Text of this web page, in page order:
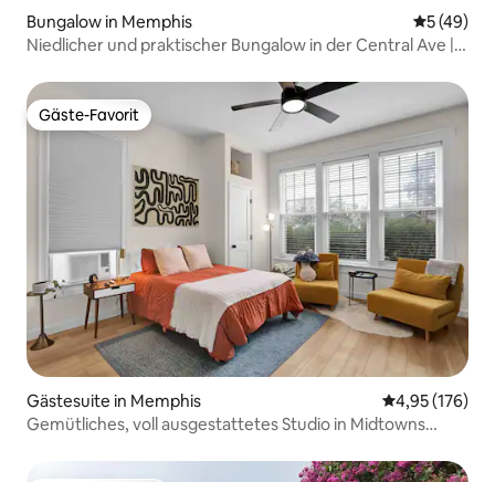
Bungalow in Memphis
5 (49)
Niedlicher und praktischer Bungalow in der Central Ave |
Gäste-Favorit
Gäste-Favorit
Gästesuite in Memphis
4,95 (176)
Gemütliches, voll ausgestattetes Studio in Midtowns